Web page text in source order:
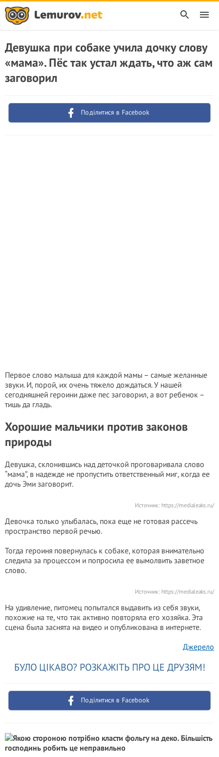
Девушка при собаке учила дочку слову
«мама». Пёс так устал ждать, что аж сам
заговорил
Поділитися в Facebook
Первое слово малыша для каждой мамы – самые желанные
звуки. И, порой, их очень тяжело дождаться. У нашей
сегодняшней героини даже пес заговорил, а вот ребенок –
тишь да гладь.
Хорошие мальчики против законов
природы
Девушка, склонившись над деточкой проговаривала слово
“мама”, в надежде не пропустить ответственный миг, когда ее
дочь Эми заговорит.
Источник: https://medialeaks.ru/
Девочка только улыбалась, пока еще не готовая рассечь
пространство первой речью.
Тогда героиня повернулась к собаке, которая внимательно
следила за процессом и попросила ее вымолвить заветное
слово.
Источник: https://medialeaks.ru/
На удивление, питомец попытался выдавить из себя звуки,
похожие на те, что так активно повторяла его хозяйка. Эта
сцена была заснята на видео и опубликована в интернете.
Джерело
БУЛО ЦІКАВО? РОЗКАЖІТЬ ПРО ЦЕ ДРУЗЯМ!
Поділитися в Facebook